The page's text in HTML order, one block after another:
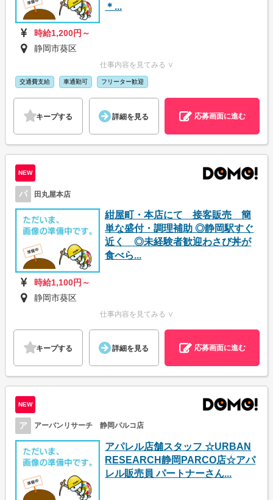
＊...
時給1,200円～
静岡市葵区
仕事内容を見てみる ∨
交通費支給 車通勤可 フリーター歓迎
キープする 詳細を見る 応募画面に進む
NEW
パ 田丸屋本店
紺屋町・本店にて 接客販売 簡
単な盛付・調理補助 ◎静岡駅すぐ
近く ◎未経験者歓迎わさび丼が
食べら...
時給1,100円～
静岡市葵区
仕事内容を見てみる ∨
キープする 詳細を見る 応募画面に進む
NEW
ア アーバンリサーチ 静岡パルコ店
アパレル店舗スタッフ ☆URBAN
RESEARCH静岡PARCO店☆アパ
レル販売員 パートナーさん...